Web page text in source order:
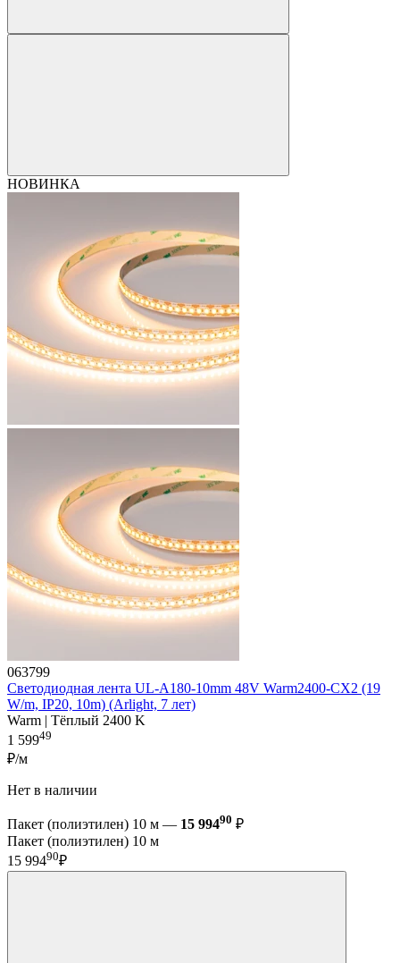
НОВИНКА
063799
Светодиодная лента UL-A180-10mm 48V Warm2400-CX2 (19
W/m, IP20, 10m) (Arlight, 7 лет)
Warm | Тёплый 2400 K
1 59949
₽/м
Нет в наличии
Пакет (полиэтилен) 10 м — 15 99490 ₽
Пакет (полиэтилен) 10 м
15 99490₽